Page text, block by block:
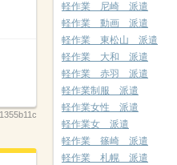
軽作業 尼崎 派遣
軽作業 動画 派遣
軽作業 東松山 派遣
軽作業 大和 派遣
軽作業 赤羽 派遣
軽作業制服 派遣
軽作業女性 派遣
軽作業女 派遣
軽作業 篠崎 派遣
軽作業 札幌 派遣